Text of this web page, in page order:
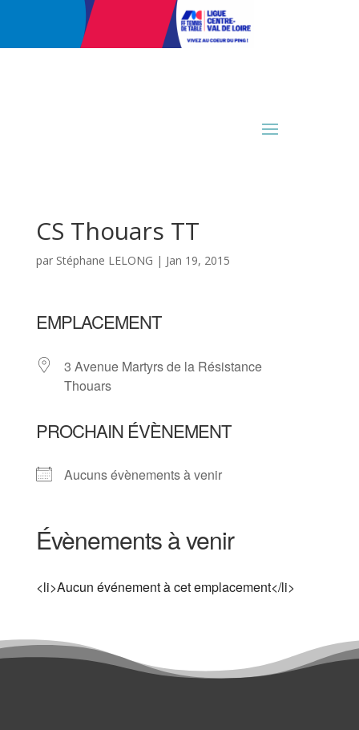
CS Thouars TT
par Stéphane LELONG | Jan 19, 2015
EMPLACEMENT
3 Avenue Martyrs de la Résistance
Thouars
PROCHAIN ÉVÈNEMENT
Aucuns évènements à venir
Évènements à venir
<li>Aucun événement à cet emplacement</li>